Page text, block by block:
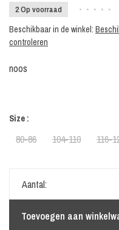
2 Op voorraad • • • • •
Beschikbaar in de winkel:
controleren
noos
Size :
80-86 104-110 116-
Aantal:
Toevoegen aan